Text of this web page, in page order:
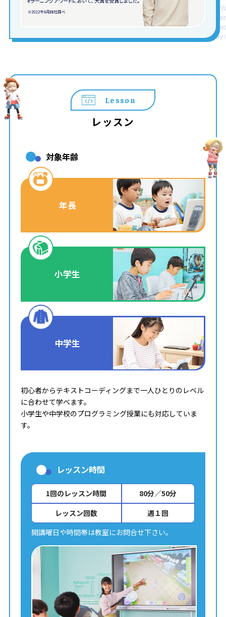
Lesson
レッスン
対象年齢
年長
小学生
中学生
初心者からテキストコーディングまで一人ひとりのレベル
に合わせて学べます。
小学生や中学校のプログラミング授業にも対応していま
す。
レッスン時間
1回のレッスン時間
80分／50分
レッスン回数
週１回
開講曜日や時間帯は教室にお問合せ下さい。